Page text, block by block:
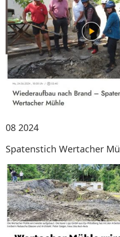
08 2024
Spatenstich Wertacher